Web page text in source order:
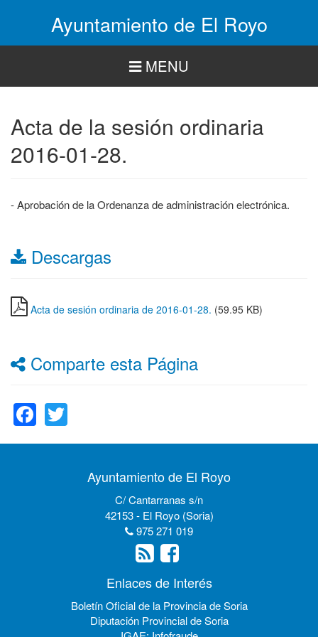
Ayuntamiento de El Royo
MENU
Acta de la sesión ordinaria
2016-01-28.
- Aprobación de la Ordenanza de administración electrónica.
Descargas
Acta de sesión ordinaria de 2016-01-28. (59.95 KB)
Comparte esta Página
Facebook
Ayuntamiento de El Royo
C/ Cantarranas s/n
42153 - El Royo (Soria)
975 271 019
Enlaces de Interés
Boletín Oficial de la Provincia de Soria
Diputación Provincial de Soria